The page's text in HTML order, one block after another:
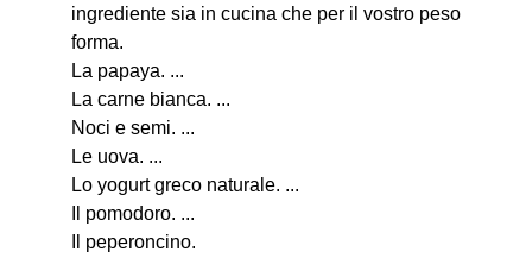
ingrediente sia in cucina che per il vostro peso
forma.
La papaya. ...
La carne bianca. ...
Noci e semi. ...
Le uova. ...
Lo yogurt greco naturale. ...
Il pomodoro. ...
Il peperoncino.